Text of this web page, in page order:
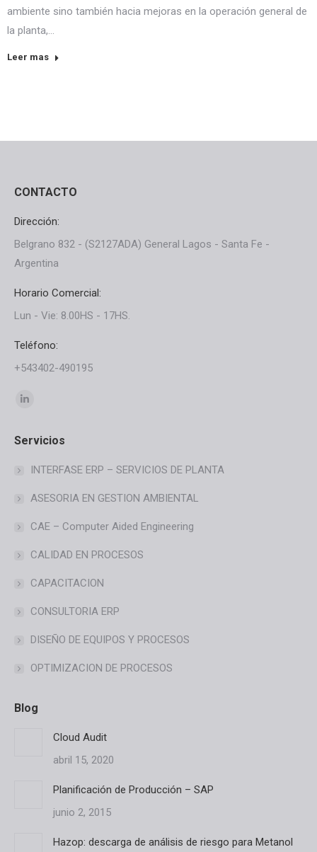
ambiente sino también hacia mejoras en la operación general de
la planta,…
Leer mas
CONTACTO
Dirección:
Belgrano 832 - (S2127ADA) General Lagos - Santa Fe -
Argentina
Horario Comercial:
Lun - Vie: 8.00HS - 17HS.
Teléfono:
+543402-490195
Find us on:
Servicios
INTERFASE ERP – SERVICIOS DE PLANTA
ASESORIA EN GESTION AMBIENTAL
CAE – Computer Aided Engineering
CALIDAD EN PROCESOS
CAPACITACION
CONSULTORIA ERP
DISEÑO DE EQUIPOS Y PROCESOS
OPTIMIZACION DE PROCESOS
Blog
Cloud Audit
abril 15, 2020
Planificación de Producción – SAP
junio 2, 2015
Hazop: descarga de análisis de riesgo para Metanol